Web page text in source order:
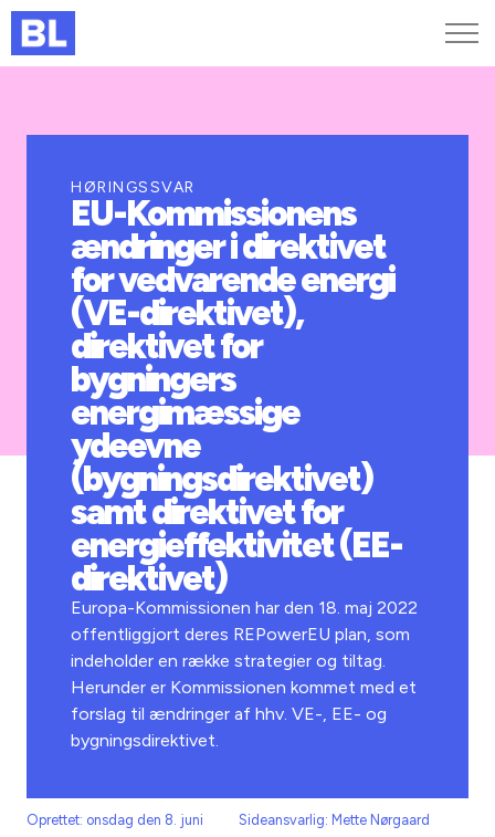
Kurser og arrangementer
Jobportalen
HØRINGSSVAR
EU-Kommissionens
ændringer i direktivet
for vedvarende energi
(VE-direktivet),
direktivet for
bygningers
energimæssige
ydeevne
(bygningsdirektivet)
samt direktivet for
energieffektivitet (EE-
direktivet)
Europa-Kommissionen har den 18. maj 2022
offentliggjort deres REPowerEU plan, som
indeholder en række strategier og tiltag.
Herunder er Kommissionen kommet med et
forslag til ændringer af hhv. VE-, EE- og
bygningsdirektivet.
Oprettet: onsdag den 8. juni
Sideansvarlig: Mette Nørgaard